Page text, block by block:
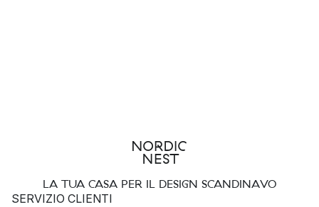
LA TUA CASA PER IL DESIGN SCANDINAVO
SERVIZIO CLIENTI